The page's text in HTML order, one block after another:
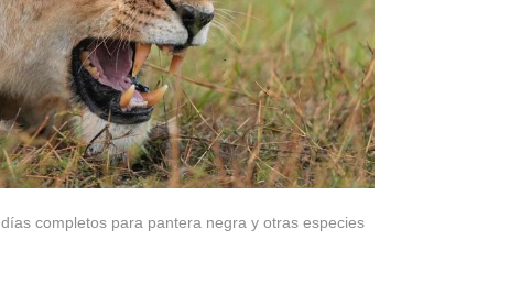
completos para pantera negra y otras especies